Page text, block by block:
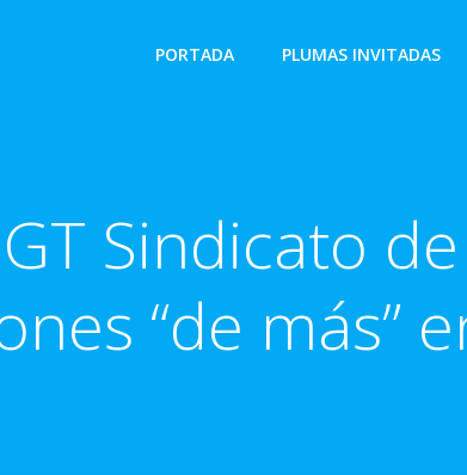
PORTADA PLUMAS INVITADAS
Sindicato
“de más”